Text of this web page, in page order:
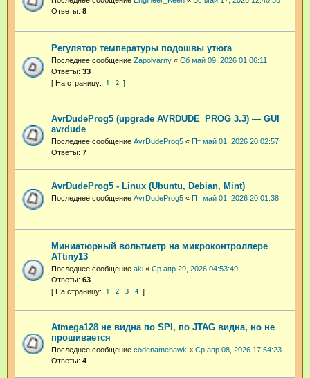
Ответы: 8
Регулятор температуры подошвы утюга
Последнее сообщение Zapolyarny « Сб май 09, 2026 01:06:11
Ответы: 33
1 2
AvrDudeProg5 (upgrade AVRDUDE_PROG 3.3) — GUI
avrdude
Последнее сообщение AvrDudeProg5 « Пт май 01, 2026 20:02:57
Ответы: 7
AvrDudeProg5 - Linux (Ubuntu, Debian, Mint)
Последнее сообщение AvrDudeProg5 « Пт май 01, 2026 20:01:38
Миниатюрный вольтметр на микроконтроллере
ATtiny13
Последнее сообщение akl « Ср апр 29, 2026 04:53:49
Ответы: 63
1 2 3 4
Atmega128 не видна по SPI, по JTAG видна, но не
прошивается
Последнее сообщение codenamehawk « Ср апр 08, 2026 17:54:23
Ответы: 4